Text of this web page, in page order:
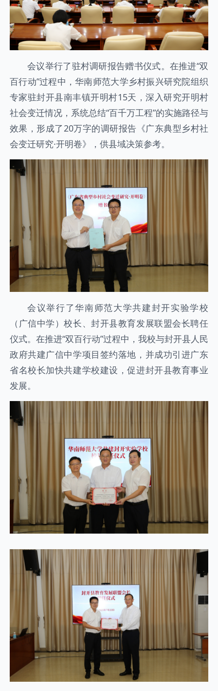
会议举行了驻村调研报告赠书仪式。在推进“双
百行动”过程中，华南师范大学乡村振兴研究院组织
专家驻封开县南丰镇开明村15天，深入研究开明村
社会变迁情况，系统总结“百千万工程”的实施路径与
效果，形成了20万字的调研报告《广东典型乡村社
会变迁研究·开明卷》，供县域决策参考。
会议举行了华南师范大学共建封开实验学校
（广信中学）校长、封开县教育发展联盟会长聘任
仪式。在推进“双百行动”过程中，我校与封开县人民
政府共建广信中学项目签约落地，并成功引进广东
省名校长加快共建学校建设，促进封开县教育事业
发展。